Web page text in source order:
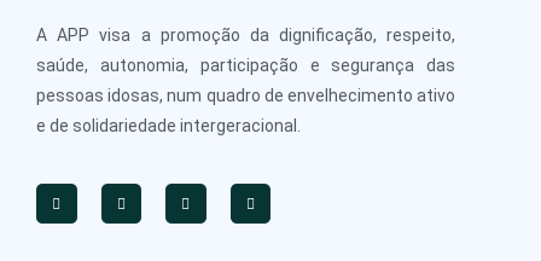
A APP visa a promoção da dignificação, respeito,
saúde, autonomia, participação e segurança das
pessoas idosas, num quadro de envelhecimento ativo
e de solidariedade intergeracional.